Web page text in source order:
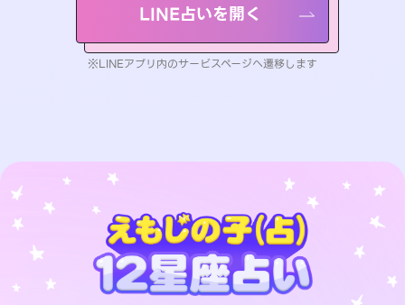
LINE占いを開く
※LINEアプリ内のサービスページへ遷移します